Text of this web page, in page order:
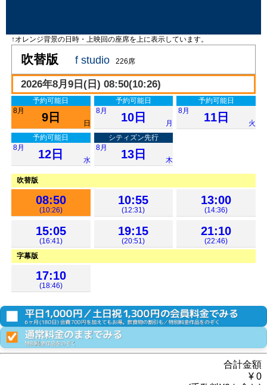
↑オレンジ背景の日時・上映回の座席を上に表示しています。
吹替版 f studio 226席
2026年8月9日(日) 08:50(10:26)
予約可能日
8月
9日 日
予約可能日
8月
10日 月
予約可能日
8月
11日
火
予約可能日
8月
12日 水
シティズン先行
8月
13日 木
吹替版
08:50
(10:26)
10:55
(12:31)
13:00
(14:36)
15:05
(16:41)
19:15
(20:51)
21:10
(22:46)
字幕版
17:10
(18:46)
合計金額
¥ 0